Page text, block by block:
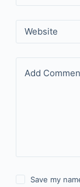
Website
Add
Save my